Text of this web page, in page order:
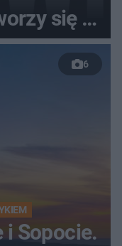
się w
6
i Sopocie.